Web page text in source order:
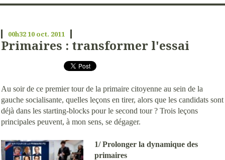
00h3210 oct. 2011
Primaires : transformer l'essai
Au soir de ce premier tour de la primaire citoyenne au sein de la
gauche socialisante, quelles leçons en tirer, alors que les candidats sont
déjà dans les starting-blocks pour le second tour ? Trois leçons
principales peuvent, à mon sens, se dégager.
1/ Prolonger la dynamique des
primaires